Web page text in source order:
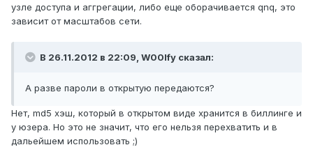
узле доступа и аггрегации, либо еще оборачивается qnq, это
зависит от масштабов сети.
В 26.11.2012 в 22:09, W00lfy сказал:
А разве пароли в открытую передаются?
Нет, md5 хэш, который в открытом виде хранится в биллинге и
у юзера. Но это не значит, что его нельзя перехватить и в
дальейшем использовать ;)